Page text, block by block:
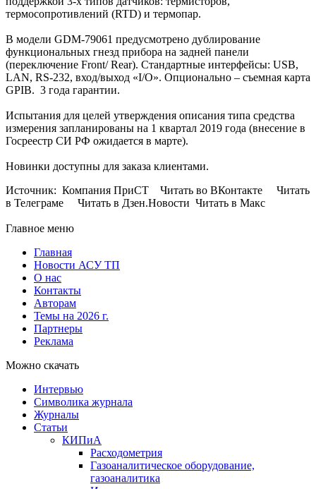
термосопротивлений (RTD) и термопар.
В модели GDM-79061 предусмотрено дублирование
функциональных гнезд прибора на задней панели
(переключение Front/ Rear). Стандартные интерфейсы: USB,
LAN, RS-232, вход/выход «I/O». Опционально – съемная карта
GPIB. 3 года гарантии.
Испытания для целей утверждения описания типа средства
измерения запланированы на 1 квартал 2019 года (внесение в
Госреестр СИ РФ ожидается в марте).
Новинки доступны для заказа клиентами.
Источник: Компания ПриСТ Читать во ВКонтакте Читать
в Телеграме Читать в Дзен.Новости Читать в Макс
Главное меню
Главная
Новости АСУ ТП
О нас
Контакты
Авторам
Темы на 2026 г.
Партнеры
Реклама
Можно скачать
Интервью
Символика журнала
Журналы
Статьи
КИПиА
Расходометрия
Газоаналитическое оборудование,
газоаналитика